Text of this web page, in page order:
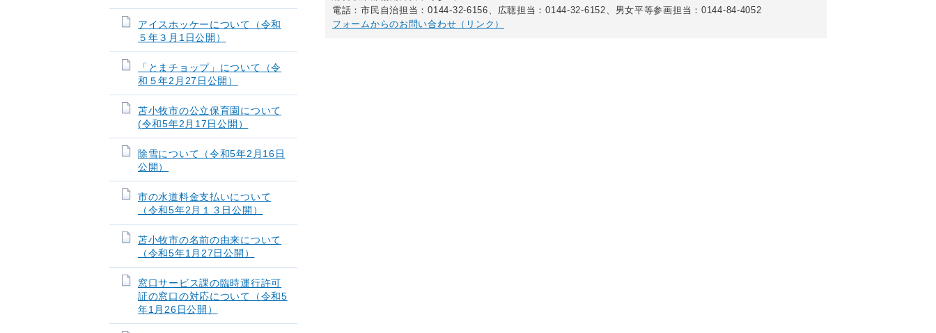
電話：市民自治担当：0144-32-6156、広聴担当：0144-32-6152、男女平等参画担当：0144-84-4052
フォームからのお問い合わせ（リンク）
アイスホッケーについて（令和
５年３月1日公開）
「とまチョップ」について（令
和５年2月27日公開）
苫小牧市の公立保育園について
(令和5年2月17日公開）
除雪について（令和5年2月16日
公開）
市の水道料金支払いについて
（令和5年2月１３日公開）
苫小牧市の名前の由来について
（令和5年1月27日公開）
窓口サービス課の臨時運行許可
証の窓口の対応について（令和5
年1月26日公開）